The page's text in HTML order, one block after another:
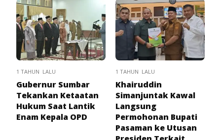
1 TAHUN LALU
Gubernur Sumbar
Tekankan Ketaatan
Hukum Saat Lantik
Enam Kepala OPD
1 TAHUN LALU
Khairuddin
Simanjuntak Kawal
Langsung
Permohonan Bupati
Pasaman ke Utusan